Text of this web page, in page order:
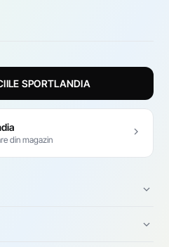
SPORTLANDIA
din magazin